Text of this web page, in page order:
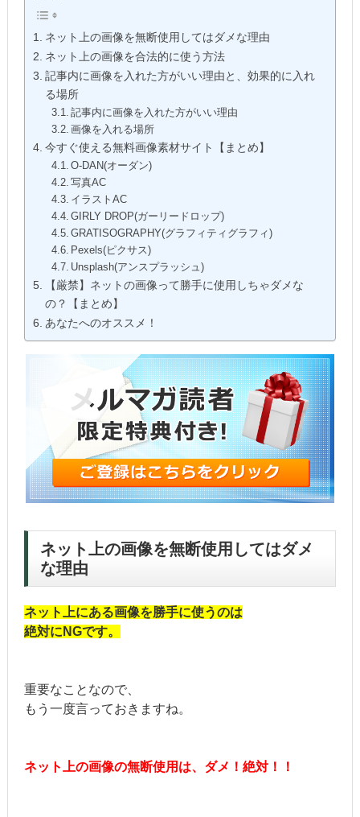
ネット上の画像を無断使用してはダメな理由
ネット上の画像を合法的に使う方法
記事内に画像を入れた方がいい理由と、効果的に入れ
る場所
記事内に画像を入れた方がいい理由
画像を入れる場所
今すぐ使える無料画像素材サイト【まとめ】
O-DAN(オーダン)
写真AC
イラストAC
GIRLY DROP(ガーリードロップ)
GRATISOGRAPHY(グラフィティグラフィ)
Pexels(ピクサス)
Unsplash(アンスプラッシュ)
【厳禁】ネットの画像って勝手に使用しちゃダメな
の？【まとめ】
あなたへのオススメ！
ネット上の画像を無断使用してはダメ
な理由
ネット上にある画像を勝手に使うのは
絶対にNGです。
重要なことなので、
もう一度言っておきますね。
ネット上の画像の無断使用は、ダメ！絶対！！